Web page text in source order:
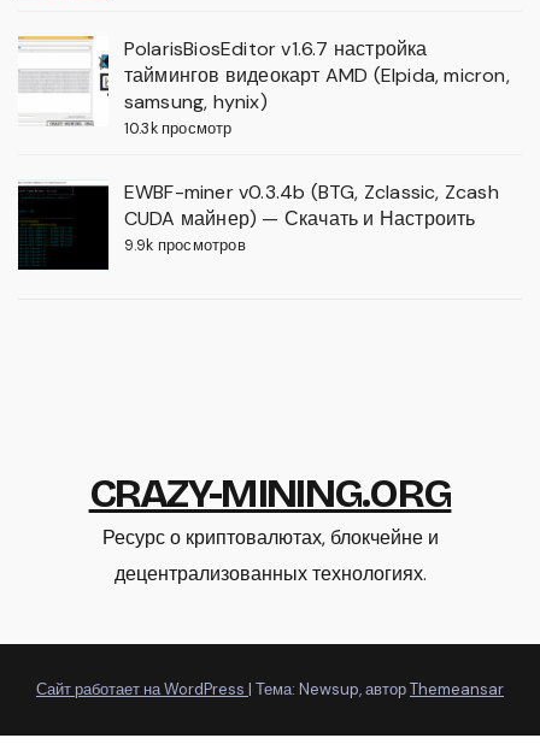
PolarisBiosEditor v1.6.7 настройка
таймингов видеокарт AMD (Elpida, micron,
samsung, hynix)
10.3k просмотр
EWBF-miner v0.3.4b (BTG, Zclassic, Zcash
CUDA майнер) — Скачать и Настроить
9.9k просмотров
CRAZY-MINING.ORG
Ресурс о криптовалютах, блокчейне и
децентрализованных технологиях.
Сайт работает на WordPress | Тема: Newsup, авторThemeansar